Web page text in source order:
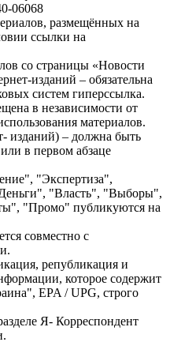
06068
размещённых на
ссылки на
со страницы «Новости
изданий – обязательна
систем гиперссылка.
в независимости от
материалов.
изданий) – должна быть
в первом абзаце
"Экспертиза",
"Власть", "Выборы",
"Промо" публикуются на
совместно с
републикация и
которое содержит
EPA / UPG, строго
Я- Корреспондент